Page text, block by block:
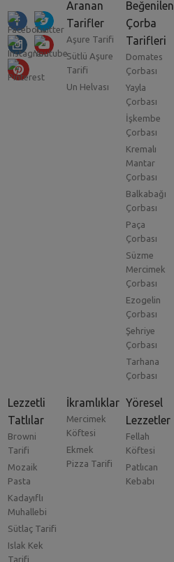
Aranan
Tarifler
Aşure Tarifi
Sütlü Aşure
Tarifi
Un Helvası
Beğenilen
Çorba
Tarifleri
Domates
Çorbası
Yayla
Çorbası
İşkembe
Çorbası
Kremalı
Mantar
Çorbası
Balkabağı
Çorbası
Paça
Çorbası
Süzme
Mercimek
Çorbası
Ezogelin
Çorbası
Şehriye
Çorbası
Tarhana
Çorbası
Lezzetli
Tatlılar
Browni
Tarifi
Mozaik
Pasta
Kadayıflı
Muhallebi
Sütlaç Tarifi
Islak Kek
Tarifi
İkramlıklar
Mercimek
Köftesi
Ekmek
Pizza Tarifi
Yöresel
Lezzetler
Fellah
Köftesi
Patlıcan
Kebabı